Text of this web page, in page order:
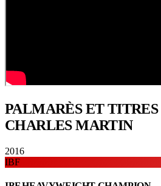
PALMARÈS ET TITRES
CHARLES MARTIN
2016
IBF